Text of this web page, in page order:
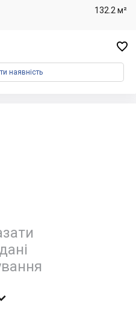
132.2 м²

наявність